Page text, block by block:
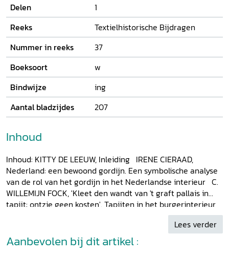
Delen
1
Reeks
Textielhistorische Bijdragen
Nummer in reeks
37
Boeksoort
w
Bindwijze
ing
Aantal bladzijdes
207
Inhoud
Inhoud: KITTY DE LEEUW, Inleiding IRENE CIERAAD,
Nederland: een bewoond gordijn. Een symbolische analyse
van de rol van het gordijn in het Nederlandse interieur C.
WILLEMIJN FOCK, 'Kleet den wandt van 't graft pallais in
tapijt: ontzie geen kosten'. Tapijten in het burgerinterieur
ten tijde van de Republiek HILLIE SMIT, Interieurtextiel in
het museum Willet-Holthuysen te Amsterdam. De periode
Willet, circa 1857-1895 INGEBORG DE ROODE, De Koninklijke
Vereenigde Tapijtfabrieken na 1919: een nieuw bedrijf met
Lees verder
Aanbevolen bij dit artikel :